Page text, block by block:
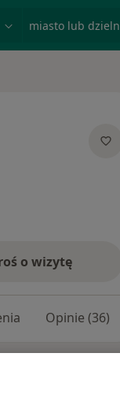
o wizytę
Opinie (36)